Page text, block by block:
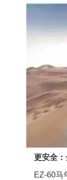
更安全
EZ-60马